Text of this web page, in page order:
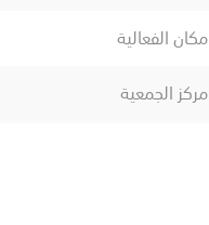
مكان الفعالية
مركز الجمعية